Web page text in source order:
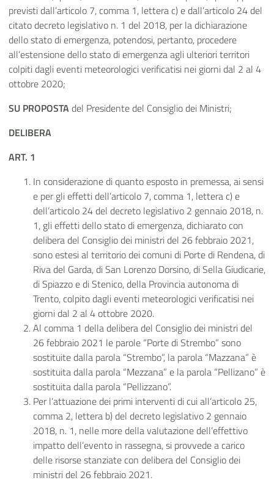
previsti dall’articolo 7, comma 1, lettera c) e dall’articolo 24 del
citato decreto legislativo n. 1 del 2018, per la dichiarazione
dello stato di emergenza, potendosi, pertanto, procedere
all’estensione dello stato di emergenza agli ulteriori territori
colpiti dagli eventi meteorologici verificatisi nei giorni dal 2 al 4
ottobre 2020;
SU PROPOSTAdel Presidente del Consiglio dei Ministri;
DELIBERA
ART. 1
In considerazione di quanto esposto in premessa, ai sensi
e per gli effetti dell’articolo 7, comma 1, lettera c) e
dell’articolo 24 del decreto legislativo 2 gennaio 2018, n.
1, gli effetti dello stato di emergenza, dichiarato con
delibera del Consiglio dei ministri del 26 febbraio 2021,
sono estesi al territorio dei comuni di Porte di Rendena, di
Riva del Garda, di San Lorenzo Dorsino, di Sella Giudicarie,
di Spiazzo e di Stenico, della Provincia autonoma di
Trento, colpito dagli eventi meteorologici verificatisi nei
giorni dal 2 al 4 ottobre 2020.
Al comma 1 della delibera del Consiglio dei ministri del
26 febbraio 2021 le parole “Porte di Strembo” sono
sostituite dalla parola “Strembo”, la parola “Mazzana” è
sostituita dalla parola “Mezzana” e la parola “Pellizano” è
sostituita dalla parola “Pellizzano”.
Per l’attuazione dei primi interventi di cui all’articolo 25,
comma 2, lettera b) del decreto legislativo 2 gennaio
2018, n. 1, nelle more della valutazione dell’effettivo
impatto dell’evento in rassegna, si provvede a carico
delle risorse stanziate con delibera del Consiglio dei
ministri del 26 febbraio 2021.